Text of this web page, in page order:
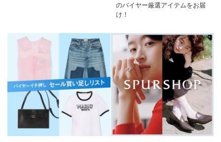
のバイヤー厳選アイテムをお届
け！